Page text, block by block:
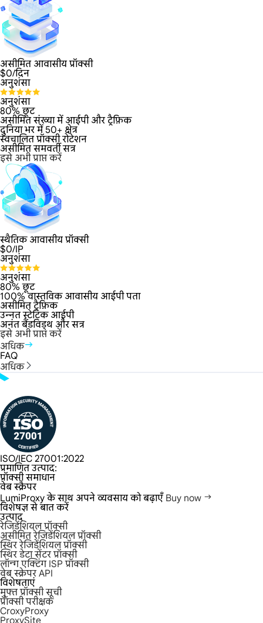
असीमित आवासीय प्रॉक्सी
$0/दिन
अनुशंसा
अनुशंसा
80% छूट
असीमित संख्या में आईपी और ट्रैफ़िक
दुनिया भर में 50+ क्षेत्र
स्वचालित प्रॉक्सी रोटेशन
असीमित समवर्ती सत्र
इसे अभी प्राप्त करें
स्थैतिक आवासीय प्रॉक्सी
$0/IP
अनुशंसा
अनुशंसा
80% छूट
100% वास्तविक आवासीय आईपी पता
असीमित ट्रैफ़िक
उन्नत स्टेटिक आईपी
अनंत बैंडविड्थ और सत्र
इसे अभी प्राप्त करें
अधिक
FAQ
अधिक
ISO/IEC 27001:2022
प्रमाणित उत्पाद:
प्रॉक्सी समाधान
वेब स्क्रैपर
LumiProxy के साथ अपने व्यवसाय को बढ़ाएँ Buy now
विशेषज्ञ से बात करें
उत्पाद
रेजिडेंशियल प्रॉक्सी
असीमित रेजिडेंशियल प्रॉक्सी
स्थिर रेजिडेंशियल प्रॉक्सी
स्थिर डेटा सेंटर प्रॉक्सी
लॉन्ग एक्टिंग ISP प्रॉक्सी
वेब स्क्रेपर API
विशेषताएं
मुफ्त प्रॉक्सी सूची
प्रॉक्सी परीक्षक
CroxyProxy
ProxySite